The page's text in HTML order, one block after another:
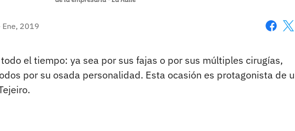
Ene, 2019
el tiempo: ya sea por sus fajas o por sus múltiples cirugías,
por su osada personalidad. Esta ocasión es protagonista de